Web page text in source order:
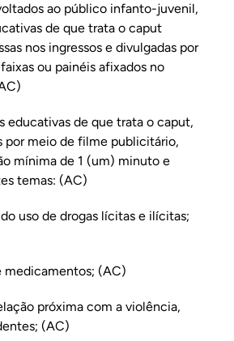
ao público infanto-juvenil,
de que trata o caput
nos ingressos e divulgadas por
ou painéis afixados no
educativas de que trata o caput,
por meio de filme publicitário,
mínima de 1 (um) minuto e
temas: (AC)
uso de drogas lícitas e ilícitas;
medicamentos; (AC)
próxima com a violência,
(AC)